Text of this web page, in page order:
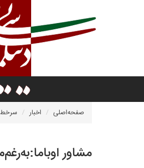
صفحه‌اصلی اخبار سرخط
مشاور